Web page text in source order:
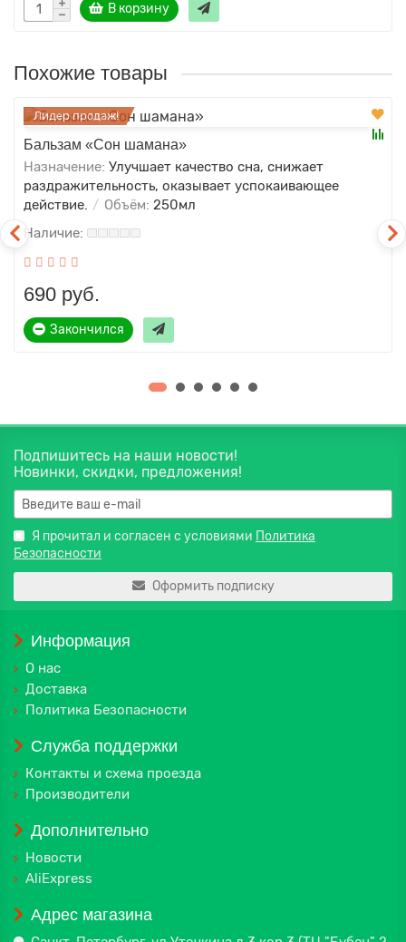
В корзину
Похожие товары
Лидер продаж!
Бальзам «Сон шамана»
Назначение: Улучшает качество сна, снижает
раздражительность, оказывает успокаивающее
действие.
Объём: 250мл
690 руб.
Закончился
Подпишитесь на наши новости!
Новинки, скидки, предложения!
Я прочитал и согласен с условиями Политика
Безопасности
Оформить подписку
Информация
О нас
Доставка
Политика Безопасности
Служба поддержки
Контакты и схема проезда
Производители
Дополнительно
Новости
AliExpress
Адрес магазина